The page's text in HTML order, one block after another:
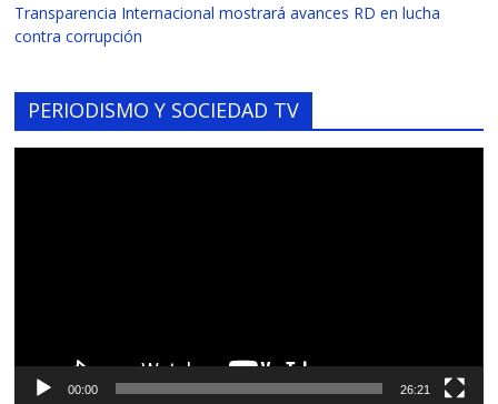
Transparencia Internacional mostrará avances RD en lucha
contra corrupción
PERIODISMO Y SOCIEDAD TV
00:00 26:21